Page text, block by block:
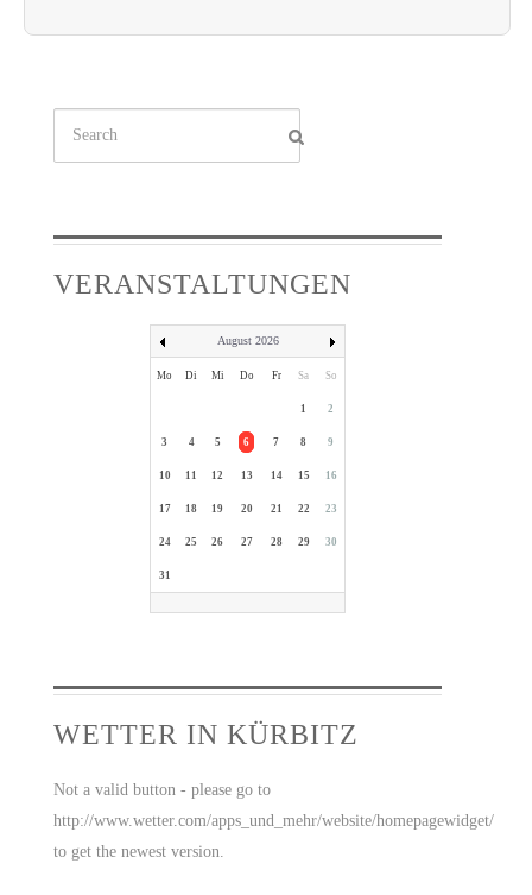
VERANSTALTUNGEN
August 2026
Mo Di Mi Do Fr Sa So
1 2
3 4 5 6 7 8 9
10 11 12 13 14 15 16
17 18 19 20 21 22 23
24 25 26 27 28 29 30
31
WETTER IN KÜRBITZ
Not a valid button - please go to
http://www.wetter.com/apps_und_mehr/website/homepagewidget/
to get the newest version.